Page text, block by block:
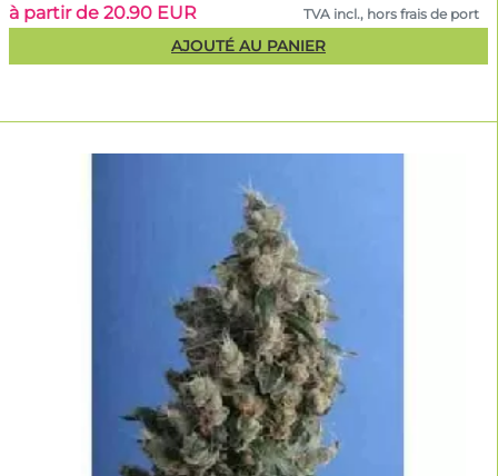
à partir de 20.90 EUR TVA incl., hors frais de port
AJOUTÉ AU PANIER